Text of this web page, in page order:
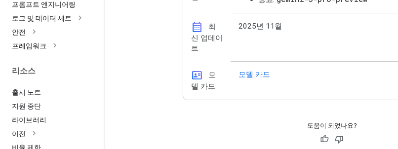
프롬프트 엔지니어링
로그 및 데이터 세트
안전
프레임워크
리소스
출시 노트
지원 중단
라이브러리
이전
비율 제한
calendar_month
최
신 업데이
트
2025년 11월
id_card
모
델 카드
모델 카드
도움이 되었나요?